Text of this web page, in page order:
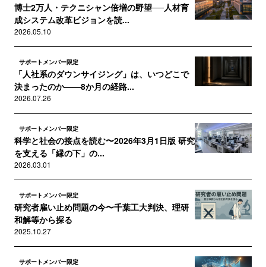
博士2万人・テクニシャン倍増の野望──人材育
成システム改革ビジョンを読...
2026.05.10
サポートメンバー限定
「人社系のダウンサイジング」は、いつどこで
決まったのか——8か月の経路...
2026.07.26
サポートメンバー限定
科学と社会の接点を読む〜2026年3月1日版 研究
を支える「縁の下」の...
2026.03.01
サポートメンバー限定
研究者雇い止め問題の今〜千葉工大判決、理研
和解等から探る
2025.10.27
サポートメンバー限定